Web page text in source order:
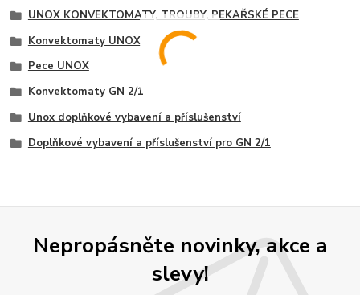
UNOX KONVEKTOMATY, TROUBY, PEKAŘSKÉ PECE
Konvektomaty UNOX
Pece UNOX
Konvektomaty GN 2/1
Unox doplňkové vybavení a příslušenství
Doplňkové vybavení a příslušenství pro GN 2/1
Nepropásněte novinky, akce a
slevy!